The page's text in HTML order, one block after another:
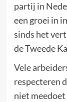
partij in
een groei in
sinds het
de Tweede
Vele
respecteren
niet meedoet